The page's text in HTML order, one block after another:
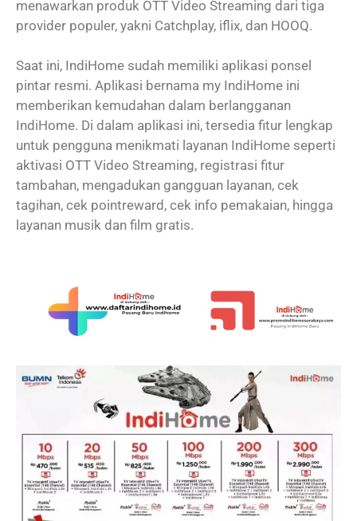
menawarkan produk OTT Video Streaming dari tiga
provider populer, yakni Catchplay, iflix, dan HOOQ.
Saat ini, IndiHome sudah memiliki aplikasi ponsel
pintar resmi. Aplikasi bernama my IndiHome ini
memberikan kemudahan dalam berlangganan
IndiHome. Di dalam aplikasi ini, tersedia fitur lengkap
untuk pengguna menikmati layanan IndiHome seperti
aktivasi OTT Video Streaming, registrasi fitur
tambahan, mengadukan gangguan layanan, cek
tagihan, cek pointreward, cek info pemakaian, hingga
layanan musik dan film gratis.